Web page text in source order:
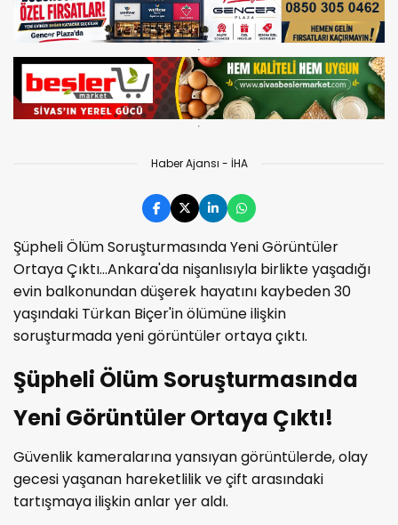
Haber Ajansı - İHA
Şüpheli Ölüm Soruşturmasında Yeni Görüntüler
Ortaya Çıktı...Ankara'da nişanlısıyla birlikte yaşadığı
evin balkonundan düşerek hayatını kaybeden 30
yaşındaki Türkan Biçer'in ölümüne ilişkin
soruşturmada yeni görüntüler ortaya çıktı.
Şüpheli Ölüm Soruşturmasında
Yeni Görüntüler Ortaya Çıktı!
Güvenlik kameralarına yansıyan görüntülerde, olay
gecesi yaşanan hareketlilik ve çift arasındaki
tartışmaya ilişkin anlar yer aldı.